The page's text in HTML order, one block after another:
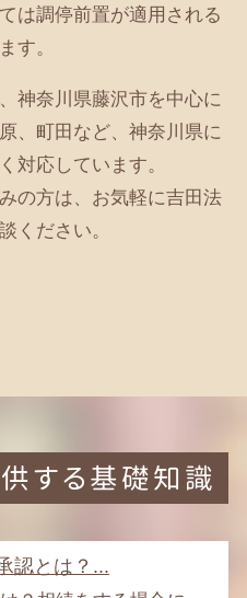
は調停前置が適用される
す。
神奈川県藤沢市を中心に
、町田など、神奈川県に
対応しています。
の方は、お気軽に吉田法
ください。
する基礎知識
認とは？...